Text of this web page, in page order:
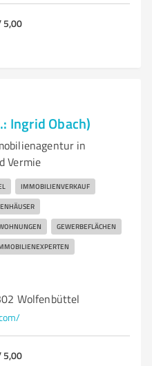
5,00
Ingrid Obach)
in
Vermie
IMMOBILIENVERKAUF
GEWERBEFLÄCHEN
Wolfenbüttel
5,00